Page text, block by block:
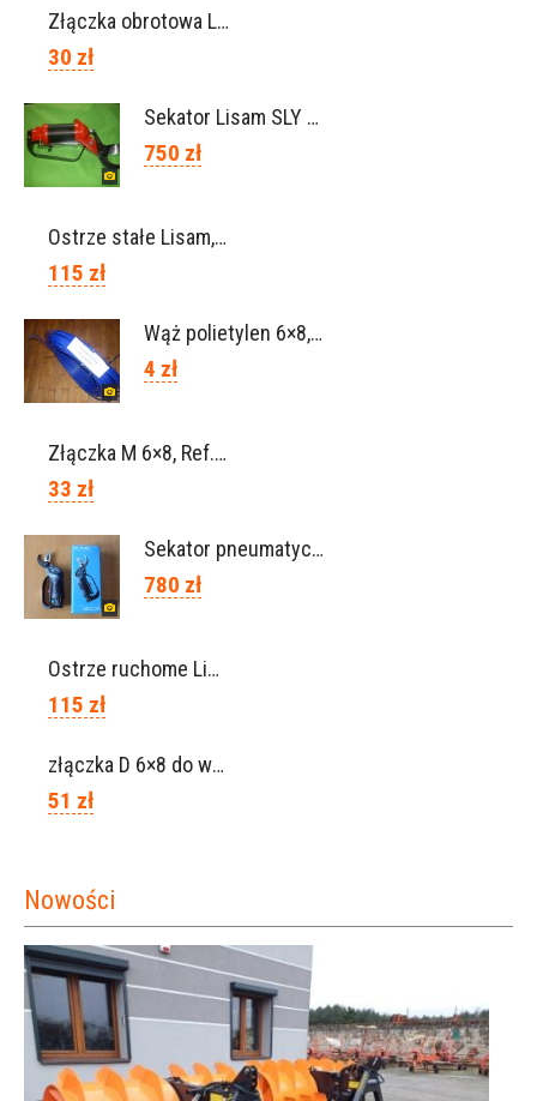
Złączka obrotowa Lisam do węża 6×8 / Ref. 0160.0100
30 zł
Sekator Lisam SLY / przedłużki 0,5m 1m (Włochy)
750 zł
Ostrze stałe Lisam, Ref. A1206
115 zł
Wąż polietylen 6×8, Ref.0120.0203
4 zł
Złączka M 6×8, Ref. 0115.0102
33 zł
Sekator pneumatyczny VICTORY (Campagnola Włochy)
780 zł
Ostrze ruchome Lisam, Ref. A1208
115 zł
złączka D 6×8 do węża, Ref. 0113.0106
51 zł
Nowości